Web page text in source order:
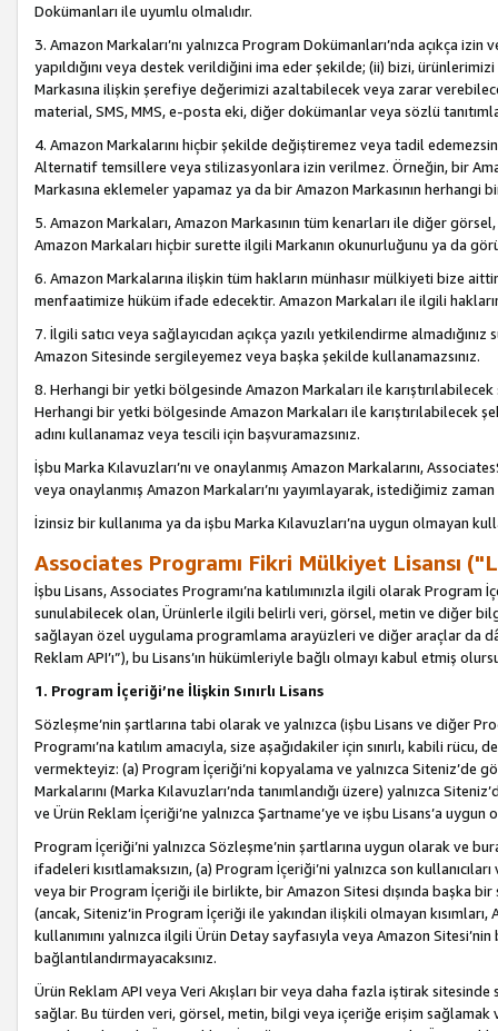
Dokümanları ile uyumlu olmalıdır.
3. Amazon Markaları’nı yalnızca Program Dokümanları’nda açıkça
yapıldığını veya destek verildiğini ima eder şekilde; (ii) bizi,
Markasına ilişkin şerefiye değerimizi azaltabilecek veya zarar
material, SMS, MMS, e-posta eki, diğer dokümanlar veya sözlü
4. Amazon Markalarını hiçbir şekilde değiştiremez veya tadil
Alternatif temsillere veya stilizasyonlara izin verilmez. Örneğin, bir
Markasına eklemeler yapamaz ya da bir Amazon Markasının herhangi
5. Amazon Markaları, Amazon Markasının tüm kenarları ile diğer
Amazon Markaları hiçbir surette ilgili Markanın okunurluğunu ya da
6. Amazon Markalarına ilişkin tüm hakların münhasır mülkiyeti bize
menfaatimize hüküm ifade edecektir. Amazon Markaları ile ilgili
7. İlgili satıcı veya sağlayıcıdan açıkça yazılı yetkilendirme
Amazon Sitesinde sergileyemez veya başka şekilde kullanamazsınız.
8. Herhangi bir yetki bölgesinde Amazon Markaları ile
Herhangi bir yetki bölgesinde Amazon Markaları ile karıştırılabilecek
adını kullanamaz veya tescili için başvuramazsınız.
İşbu Marka Kılavuzları’nı ve onaylanmış Amazon Markalarını,
veya onaylanmış Amazon Markaları’nı yayımlayarak, istediğimiz
İzinsiz bir kullanıma ya da işbu Marka Kılavuzları’na uygun olmayan
Associates Programı Fikri Mülkiyet Lisansı
İşbu Lisans, Associates Programı’na katılımınızla ilgili olarak Program
sunulabilecek olan, Ürünlerle ilgili belirli veri, görsel, metin ve diğer
sağlayan özel uygulama programlama arayüzleri ve diğer araçlar da
Reklam API’ı”), bu Lisans’ın hükümleriyle bağlı olmayı kabul etmiş
1. Program İçeriği’ne İlişkin Sınırlı Lisans
Sözleşme’nin şartlarına tabi olarak ve yalnızca (işbu Lisans ve diğer
Programı’na katılım amacıyla, size aşağıdakiler için sınırlı, kabili
vermekteyiz: (a) Program İçeriği’ni kopyalama ve yalnızca Siteniz’de
Markalarını (Marka Kılavuzları’nda tanımlandığı üzere) yalnızca
ve Ürün Reklam İçeriği’ne yalnızca Şartname’ye ve işbu Lisans’a
Program İçeriği’ni yalnızca Sözleşme’nin şartlarına uygun olarak ve
ifadeleri kısıtlamaksızın, (a) Program İçeriği’ni yalnızca son
veya bir Program İçeriği ile birlikte, bir Amazon Sitesi dışında başka
(ancak, Siteniz’in Program İçeriği ile yakından ilişkili olmayan
kullanımını yalnızca ilgili Ürün Detay sayfasıyla veya Amazon
bağlantılandırmayacaksınız.
Ürün Reklam API veya Veri Akışları bir veya daha fazla iştirak
sağlar. Bu türden veri, görsel, metin, bilgi veya içeriğe erişim sağlamak